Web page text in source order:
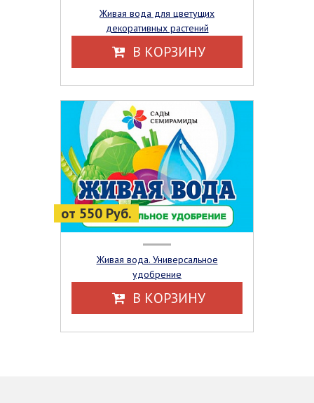
Живая вода для цветущих
декоративных растений
В КОРЗИНУ
от 550 Руб.
Живая вода. Универсальное
удобрение
В КОРЗИНУ